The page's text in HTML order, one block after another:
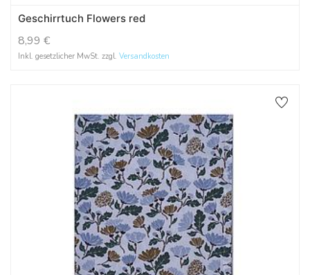
Geschirrtuch Flowers red
8,99 €
Inkl. gesetzlicher MwSt. zzgl. Versandkosten